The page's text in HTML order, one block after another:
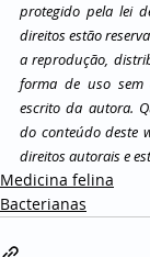
protegido pela lei
direitos estão
a reprodução,
forma de uso sem
escrito da autora.
do conteúdo deste
direitos autorais e
Medicina felina
Bacterianas